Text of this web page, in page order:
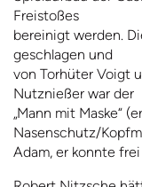
Freistoßes
bereinigt werden.
geschlagen und
von Torhüter Voigt
Nutznießer war der
„Mann mit Maske“
Nasenschutz/
Adam, er konnte